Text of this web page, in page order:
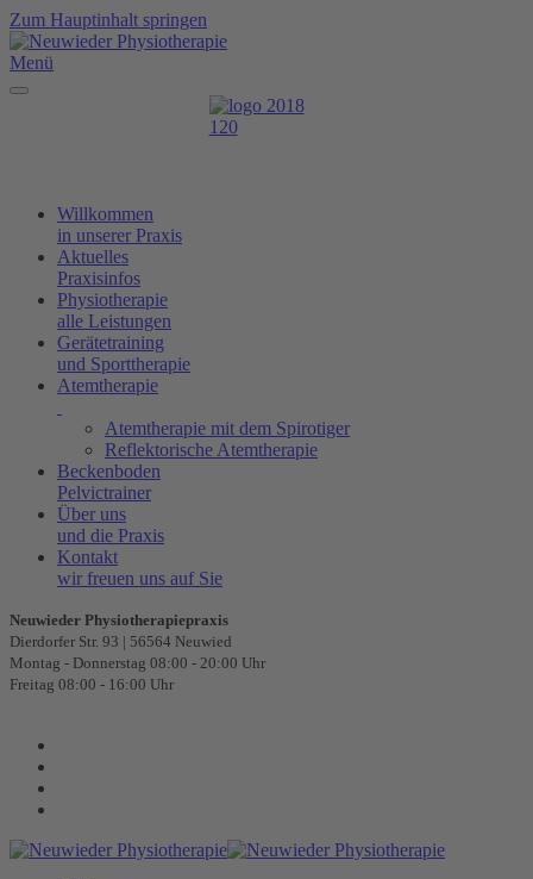
Zum Hauptinhalt springen
Menü
Willkommen
in unserer Praxis
Aktuelles
Praxisinfos
Physiotherapie
alle Leistungen
Gerätetraining
und Sporttherapie
Atemtherapie
Atemtherapie mit dem Spirotiger
Reflektorische Atemtherapie
Beckenboden
Pelvictrainer
Über uns
und die Praxis
Kontakt
wir freuen uns auf Sie
Neuwieder Physiotherapiepraxis
Dierdorfer Str. 93 | 56564 Neuwied
Montag - Donnerstag 08:00 - 20:00 Uhr
Freitag 08:00 - 16:00 Uhr